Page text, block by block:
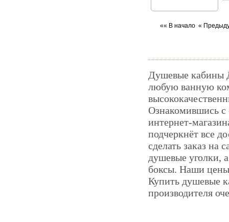
«« В начало «
Душевые кабины
любую ванную
Ознакомившись с
интернет-
подчеркнёт все
сделать заказ на
душевые уголки,
боксы. Наши цены
Купить душевые
производителя